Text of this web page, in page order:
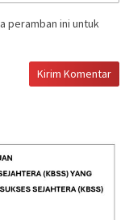
peramban ini untuk